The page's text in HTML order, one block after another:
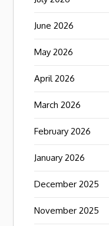
June 2026
May 2026
April 2026
March 2026
February 2026
January 2026
December 2025
November 2025